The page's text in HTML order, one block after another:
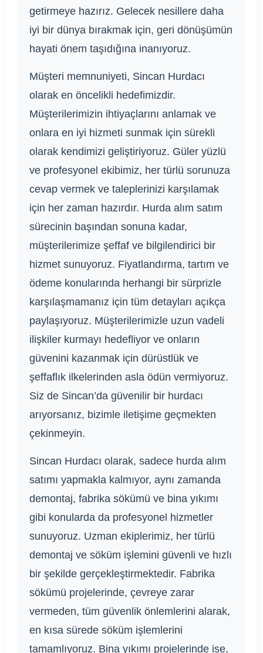
getirmeye hazırız. Gelecek nesillere daha
iyi bir dünya bırakmak için, geri dönüşümün
hayati önem taşıdığına inanıyoruz.
Müşteri memnuniyeti, Sincan Hurdacı
olarak en öncelikli hedefimizdir.
Müşterilerimizin ihtiyaçlarını anlamak ve
onlara en iyi hizmeti sunmak için sürekli
olarak kendimizi geliştiriyoruz. Güler yüzlü
ve profesyonel ekibimiz, her türlü sorunuza
cevap vermek ve taleplerinizi karşılamak
için her zaman hazırdır. Hurda alım satım
sürecinin başından sonuna kadar,
müşterilerimize şeffaf ve bilgilendirici bir
hizmet sunuyoruz. Fiyatlandırma, tartım ve
ödeme konularında herhangi bir sürprizle
karşılaşmamanız için tüm detayları açıkça
paylaşıyoruz. Müşterilerimizle uzun vadeli
ilişkiler kurmayı hedefliyor ve onların
güvenini kazanmak için dürüstlük ve
şeffaflık ilkelerinden asla ödün vermiyoruz.
Siz de Sincan’da güvenilir bir hurdacı
arıyorsanız, bizimle iletişime geçmekten
çekinmeyin.
Sincan Hurdacı olarak, sadece hurda alım
satımı yapmakla kalmıyor, aynı zamanda
demontaj, fabrika sökümü ve bina yıkımı
gibi konularda da profesyonel hizmetler
sunuyoruz. Uzman ekiplerimiz, her türlü
demontaj ve söküm işlemini güvenli ve hızlı
bir şekilde gerçekleştirmektedir. Fabrika
sökümü projelerinde, çevreye zarar
vermeden, tüm güvenlik önlemlerini alarak,
en kısa sürede söküm işlemlerini
tamamlıyoruz. Bina yıkımı projelerinde ise,